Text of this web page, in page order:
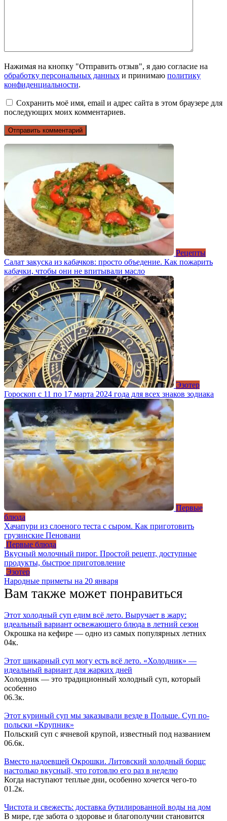
Нажимая на кнопку "Отправить отзыв", я даю согласие на
обработку персональных данных и принимаю политику
конфиденциальности.
Сохранить моё имя, email и адрес сайта в этом браузере для
последующих моих комментариев.
Рецепты
Салат закуска из кабачков: просто объедение. Как пожарить
кабачки, чтобы они не впитывали масло
Эзотер
Гороскоп с 11 по 17 марта 2024 года для всех знаков зодиака
Первые
блюда
Хачапури из слоеного теста с сыром. Как приготовить
грузинские Пеновани
Первые блюда
Вкусный молочный пирог. Простой рецепт, доступные
продукты, быстрое приготовление
Эзотер
Народные приметы на 20 января
Вам также может понравиться
Этот холодный суп едим всё лето. Выручает в жару:
идеальный вариант освежающего блюда в летний сезон
Окрошка на кефире — одно из самых популярных летних
04к.
Этот шикарный суп могу есть всё лето. «Холодник» —
идеальный вариант для жарких дней
Холодник — это традиционный холодный суп, который
особенно
06.3к.
Этот куриный суп мы заказывали везде в Польше. Суп по-
польски «Крупник»
Польский суп с ячневой крупой, известный под названием
06.6к.
Вместо надоевшей Окрошки. Литовский холодный борщ:
настолько вкусный, что готовлю его раз в неделю
Когда наступают теплые дни, особенно хочется чего-то
01.2к.
Чистота и свежесть: доставка бутилированной воды на дом
В мире, где забота о здоровье и благополучии становится